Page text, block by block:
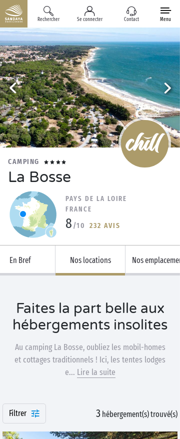
Rechercher Se connecter Contact Menu
CAMPING
La Bosse
PAYS DE LA LOIRE
FRANCE
8 /10 232 AVIS
En Bref Nos locations Nos
Faites la part belle aux
hébergements insolites
Au camping La Bosse, oubliez les mobil-homes
et cottages traditionnels ! Ici, les tentes lodges
e... Lire la suite
Filtrer 3 hébergement(s) trouvé(s)